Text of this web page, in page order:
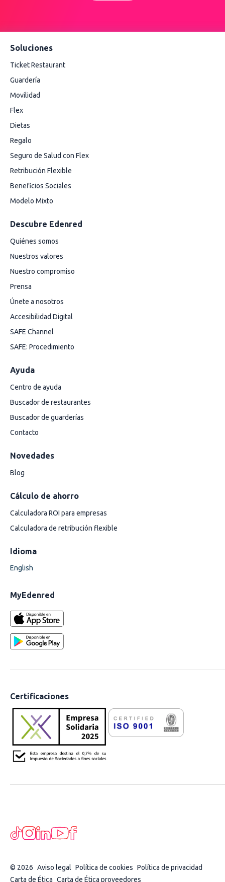
Soluciones
Ticket Restaurant
Guardería
Movilidad
Flex
Dietas
Regalo
Seguro de Salud con Flex
Retribución Flexible
Beneficios Sociales
Modelo Mixto
Descubre Edenred
Quiénes somos
Nuestros valores
Nuestro compromiso
Prensa
Únete a nosotros
Accesibilidad Digital
SAFE Channel
SAFE: Procedimiento
Ayuda
Centro de ayuda
Buscador de restaurantes
Buscador de guarderías
Contacto
Novedades
Blog
Cálculo de ahorro
Calculadora ROI para empresas
Calculadora de retribución flexible
Idioma
English
MyEdenred
Certificaciones
© 2026 Aviso legal Política de cookies Política de privacidad
Carta de Ética Carta de Ética proveedores